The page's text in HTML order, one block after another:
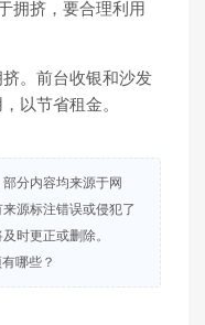
挤，要合理利用
。前台收银和沙发
以节省租金。
分内容均来源于网
源标注错误或侵犯了
时更正或删除。
哪些？